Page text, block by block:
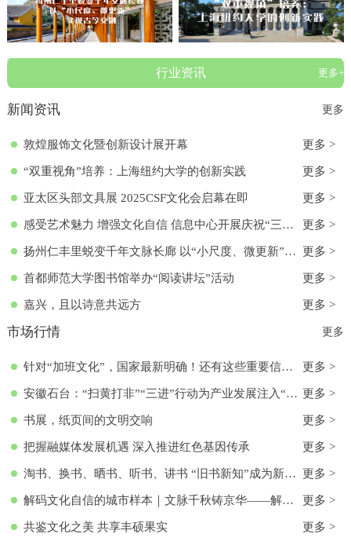
行业资讯 更多+
新闻资讯 更多
敦煌服饰文化暨创新设计展开幕 更多 >
“双重视角”培养：上海纽约大学的创新实践 更多 >
亚太区头部文具展 2025CSF文化会启幕在即 更多 >
感受艺术魅力 增强文化自信 信息中心开展庆祝“三八”国际妇女节活动 更多 >
扬州仁丰里蜕变千年文脉长廊 以“小尺度、微更新”实现古今交融 更多 >
首都师范大学图书馆举办“阅读讲坛”活动 更多 >
嘉兴，且以诗意共远方 更多 >
市场行情 更多
针对“加班文化”，国家最新明确！还有这些重要信息→ 更多 >
安徽石台：“扫黄打非”“三进”行动为产业发展注入“清流” 更多 >
书展，纸页间的文明交响 更多 >
把握融媒体发展机遇 深入推进红色基因传承 更多 >
淘书、换书、晒书、听书、讲书 “旧书新知”成为新文化时尚 更多 >
解码文化自信的城市样本｜文脉千秋铸京华——解码首都北京的文化自信样本 更多 >
共鉴文化之美 共享丰硕果实 更多 >